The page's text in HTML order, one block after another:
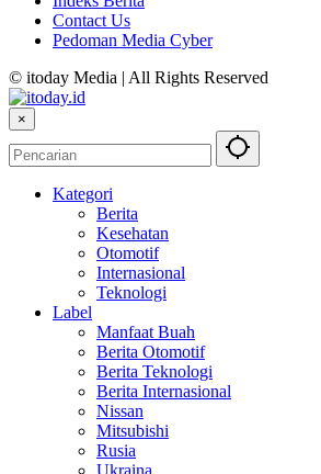
Contact Us
Pedoman Media Cyber
© itoday Media | All Rights Reserved
×
Kategori
Berita
Kesehatan
Otomotif
Internasional
Teknologi
Label
Manfaat Buah
Berita Otomotif
Berita Teknologi
Berita Internasional
Nissan
Mitsubishi
Rusia
Ukraina